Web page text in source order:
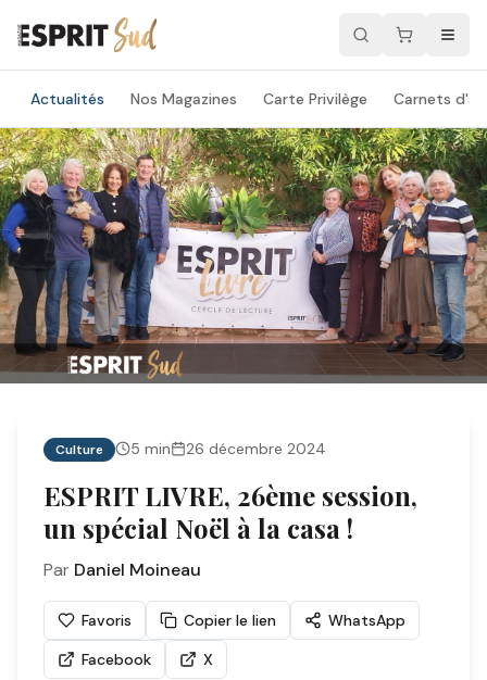
Actualités Nos Magazines Carte Privilège Carnets
Culture 5 min 26 décembre 2024
ESPRIT LIVRE, 26ème session,
un spécial Noël à la casa !
Par Daniel Moineau
Favoris Copier le lien
WhatsApp
Facebook
X